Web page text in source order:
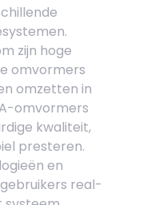
zijn hoge
omvormers
omzetten in
omvormers
kwaliteit,
presteren.
en
real-